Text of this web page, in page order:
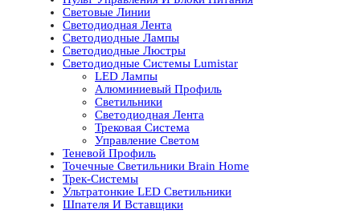
Световые Линии
Светодиодная Лента
Светодиодные Лампы
Светодиодные Люстры
Светодиодные Системы Lumistar
LED Лампы
Алюминиевый Профиль
Светильники
Светодиодная Лента
Трековая Система
Управление Светом
Теневой Профиль
Точечные Светильники Brain Home
Трек-Системы
Ультратонкие LED Светильники
Шпателя И Вставщики